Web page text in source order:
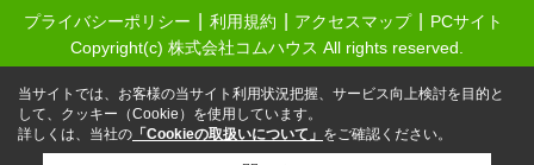
プライバシーポリシー 利用規約 アクセスマップ
PCサイト
Copyright(c) 株式会社コムハウス All rights reserved.
当サイトでは、お客様の当サイト利用状況把握、サービス向上検討を目的と
して、クッキー（Cookie）を使用しています。
詳しくは、当社の 「Cookieの取扱いについて」 をご確認ください。